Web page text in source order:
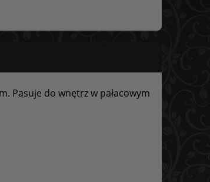
Pasuje do wnętrz w pałacowym